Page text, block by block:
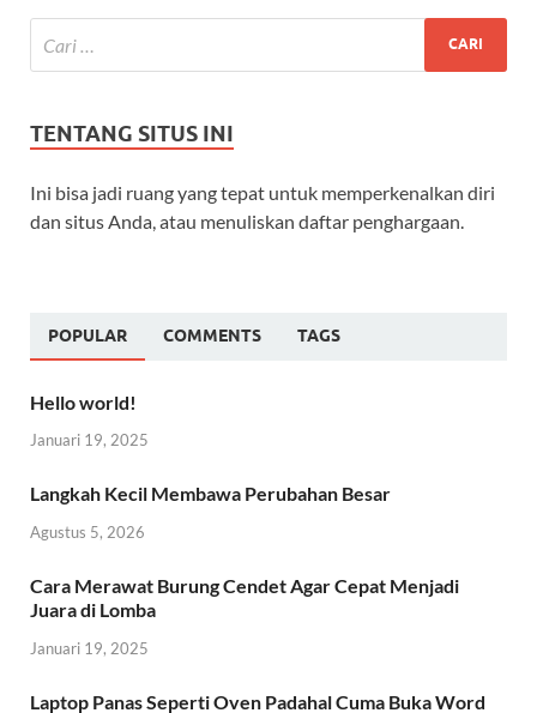
TENTANG SITUS INI
Ini bisa jadi ruang yang tepat untuk memperkenalkan diri
dan situs Anda, atau menuliskan daftar penghargaan.
POPULAR COMMENTS TAGS
Hello world!
Januari 19, 2025
Langkah Kecil Membawa Perubahan Besar
Agustus 5, 2026
Cara Merawat Burung Cendet Agar Cepat Menjadi
Juara di Lomba
Januari 19, 2025
Laptop Panas Seperti Oven Padahal Cuma Buka Word